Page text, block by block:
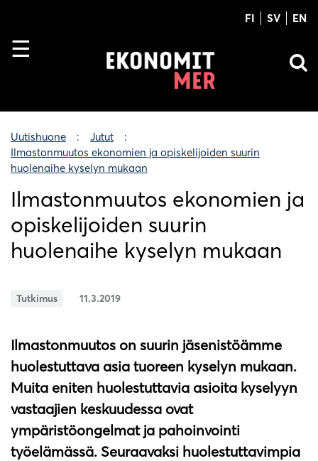
FI SV EN
Uutishuone
Jutut
Ilmastonmuutos ekonomien ja opiskelijoiden suurin
huolenaihe kyselyn mukaan
Ilmastonmuutos ekonomien ja
opiskelijoiden suurin
huolenaihe kyselyn mukaan
Tutkimus 11.3.2019
Ilmastonmuutos on suurin jäsenistöämme
huolestuttava asia tuoreen kyselyn mukaan.
Muita eniten huolestuttavia asioita kyselyyn
vastaajien keskuudessa ovat
ympäristöongelmat ja pahoinvointi
työelämässä. Seuraavaksi huolestuttavimpia